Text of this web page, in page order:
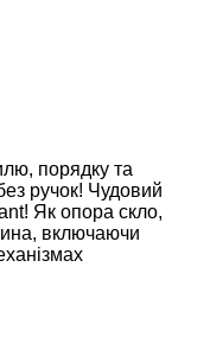
порядку та
ручок! Чудовий
Як опора скло,
включаючи